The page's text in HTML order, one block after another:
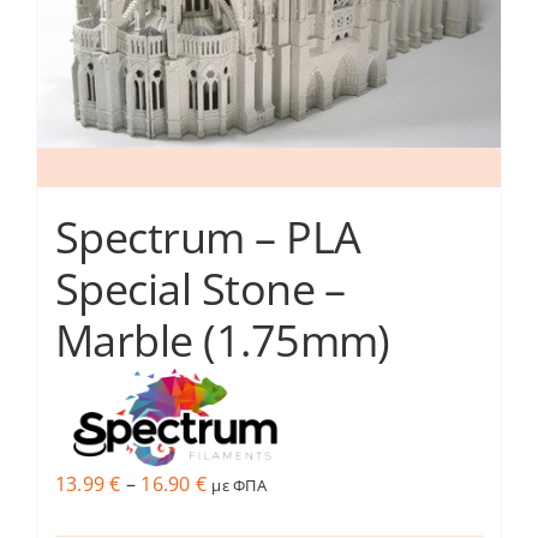
στη
σελίδα
του
προϊόντος
Spectrum – PLA
Special Stone –
Marble (1.75mm)
13.99€ – 16.90 €Price
με ΦΠΑ